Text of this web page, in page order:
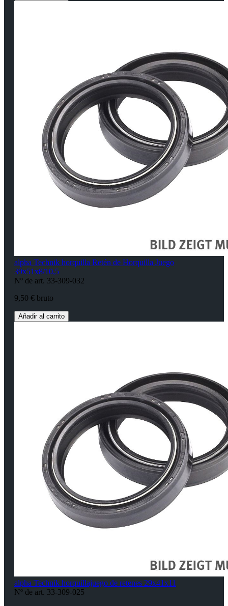
alpha Technik horquilla Retén de Horquilla Juego
39x51x8/10,5
Nº de art. 33-309-032
9,50 € bruto
Añadir al carrito
alpha Technik horquillajuego de retenes 29x41x11
Nº de art. 33-309-025